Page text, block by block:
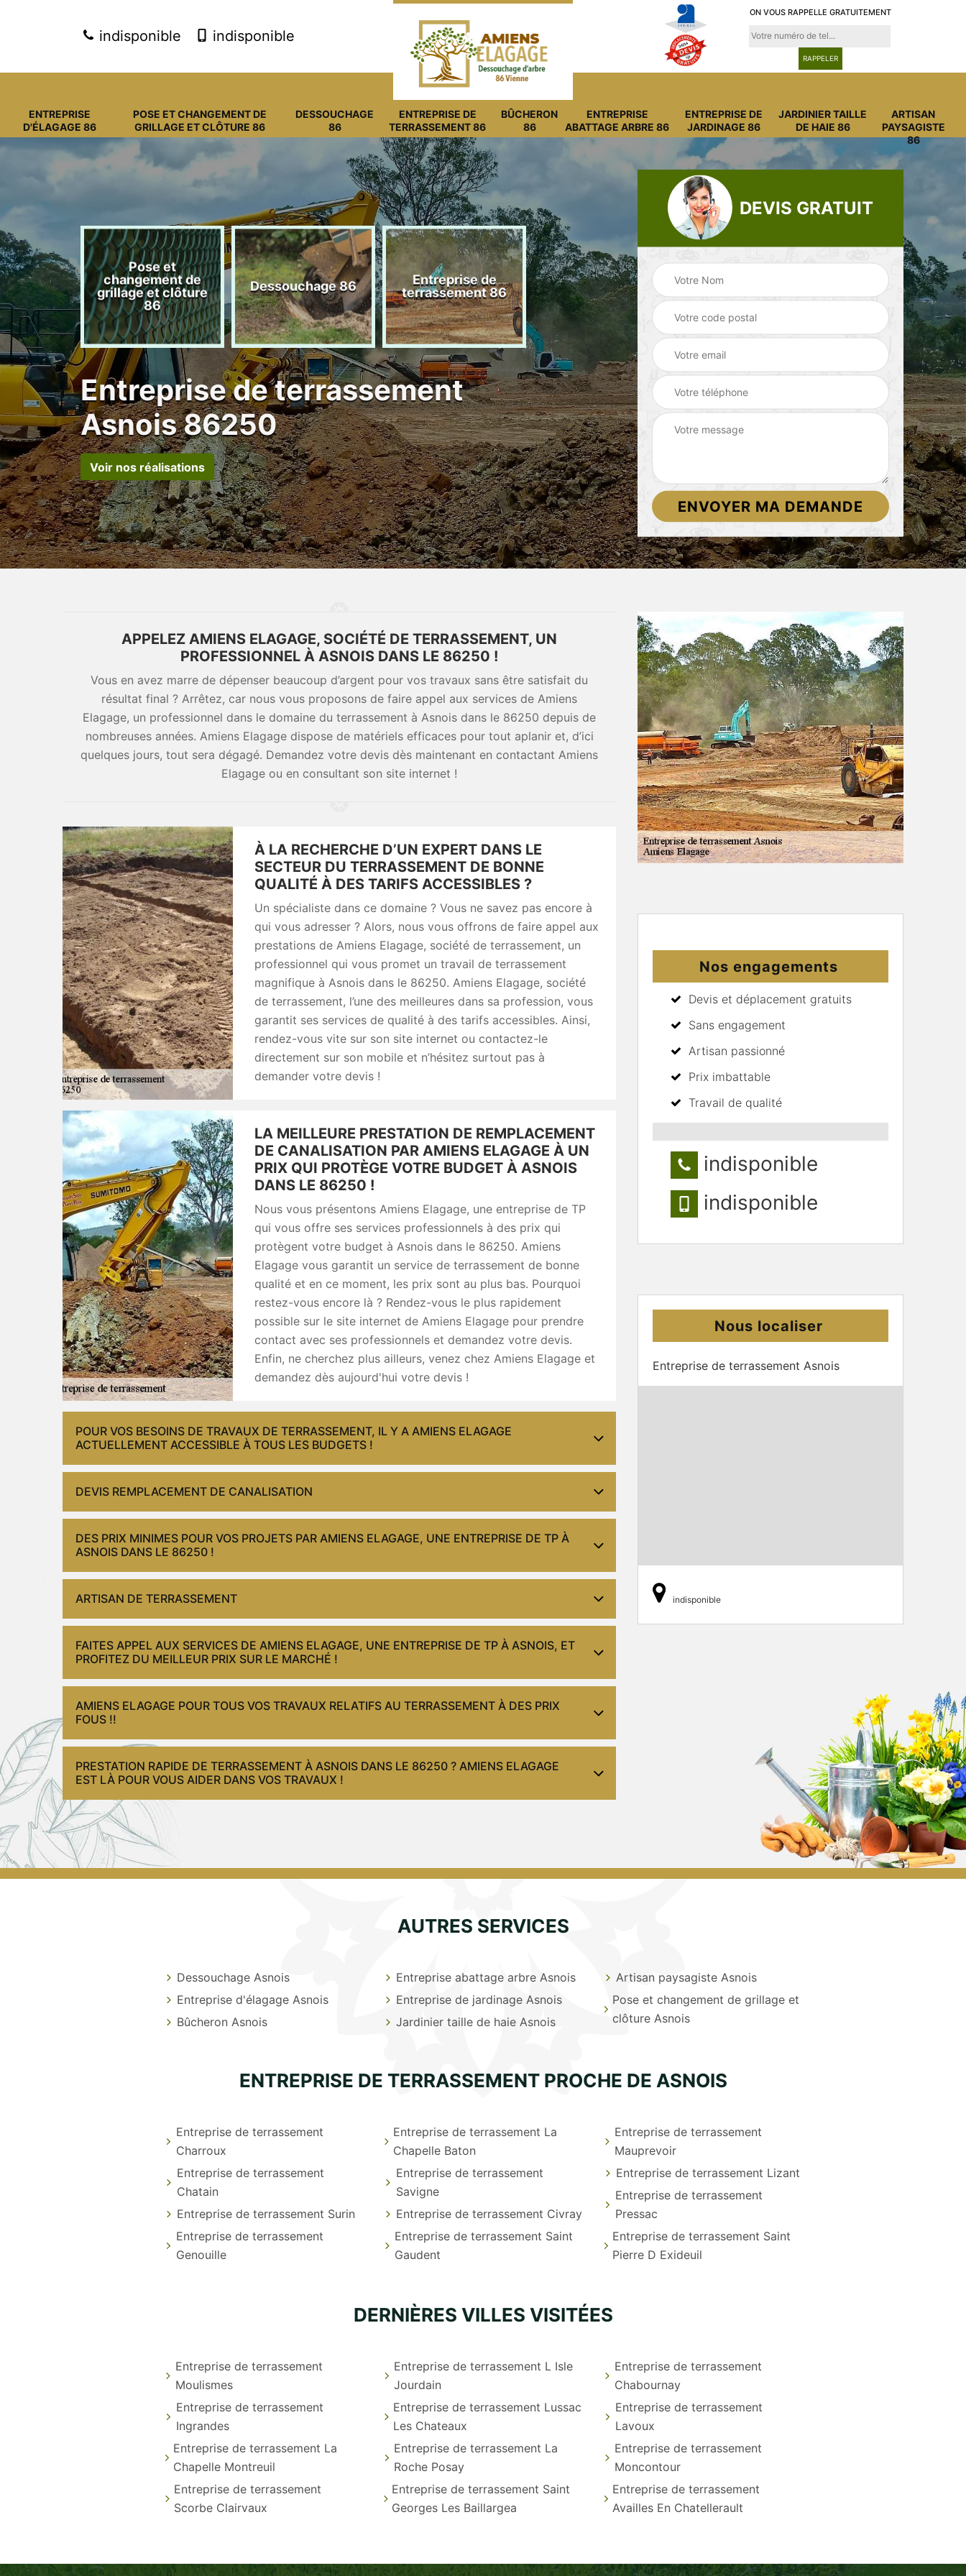
indisponible indisponible
ON VOUS RAPPELLE GRATUITEMENT
ENTREPRISE
D'ÉLAGAGE 86
POSE ET CHANGEMENT DE
GRILLAGE ET CLÔTURE 86
DESSOUCHAGE
86
ENTREPRISE DE
TERRASSEMENT 86
BÛCHERON
86
ENTREPRISE
ABATTAGE ARBRE 86
ENTREPRISE DE
JARDINAGE 86
JARDINIER TAILLE
DE HAIE 86
ARTISAN
PAYSAGISTE
86
86
Pose et
changement de
grillage et clôture
86
Dessouchage 86
Entreprise de
terrassement 86
Bûcheron 86
Entreprise de
jardinage 86
Entreprise de terrassement
Asnois 86250
Voir nos réalisations
DEVIS GRATUIT
APPELEZ AMIENS ELAGAGE, SOCIÉTÉ DE TERRASSEMENT, UN
PROFESSIONNEL À ASNOIS DANS LE 86250 !
Vous en avez marre de dépenser beaucoup d’argent pour vos travaux sans être satisfait du
résultat final ? Arrêtez, car nous vous proposons de faire appel aux services de Amiens
Elagage, un professionnel dans le domaine du terrassement à Asnois dans le 86250 depuis de
nombreuses années. Amiens Elagage dispose de matériels efficaces pour tout aplanir et, d’ici
quelques jours, tout sera dégagé. Demandez votre devis dès maintenant en contactant Amiens
Elagage ou en consultant son site internet !
À LA RECHERCHE D’UN EXPERT DANS LE
SECTEUR DU TERRASSEMENT DE BONNE
QUALITÉ À DES TARIFS ACCESSIBLES ?
Un spécialiste dans ce domaine ? Vous ne savez pas encore à
qui vous adresser ? Alors, nous vous offrons de faire appel aux
prestations de Amiens Elagage, société de terrassement, un
professionnel qui vous promet un travail de terrassement
magnifique à Asnois dans le 86250. Amiens Elagage, société
de terrassement, l’une des meilleures dans sa profession, vous
garantit ses services de qualité à des tarifs accessibles. Ainsi,
rendez-vous vite sur son site internet ou contactez-le
directement sur son mobile et n’hésitez surtout pas à
demander votre devis !
LA MEILLEURE PRESTATION DE REMPLACEMENT
DE CANALISATION PAR AMIENS ELAGAGE À UN
PRIX QUI PROTÈGE VOTRE BUDGET À ASNOIS
DANS LE 86250 !
Nous vous présentons Amiens Elagage, une entreprise de TP
qui vous offre ses services professionnels à des prix qui
protègent votre budget à Asnois dans le 86250. Amiens
Elagage vous garantit un service de terrassement de bonne
qualité et en ce moment, les prix sont au plus bas. Pourquoi
restez-vous encore là ? Rendez-vous le plus rapidement
possible sur le site internet de Amiens Elagage pour prendre
contact avec ses professionnels et demandez votre devis.
Enfin, ne cherchez plus ailleurs, venez chez Amiens Elagage et
demandez dès aujourd'hui votre devis !
POUR VOS BESOINS DE TRAVAUX DE TERRASSEMENT, IL Y A AMIENS ELAGAGE
ACTUELLEMENT ACCESSIBLE À TOUS LES BUDGETS !
DEVIS REMPLACEMENT DE CANALISATION
DES PRIX MINIMES POUR VOS PROJETS PAR AMIENS ELAGAGE, UNE ENTREPRISE DE TP À
ASNOIS DANS LE 86250 !
ARTISAN DE TERRASSEMENT
FAITES APPEL AUX SERVICES DE AMIENS ELAGAGE, UNE ENTREPRISE DE TP À ASNOIS, ET
PROFITEZ DU MEILLEUR PRIX SUR LE MARCHÉ !
AMIENS ELAGAGE POUR TOUS VOS TRAVAUX RELATIFS AU TERRASSEMENT À DES PRIX
FOUS !!
PRESTATION RAPIDE DE TERRASSEMENT À ASNOIS DANS LE 86250 ? AMIENS ELAGAGE
EST LÀ POUR VOUS AIDER DANS VOS TRAVAUX !
Nos engagements
Devis et déplacement gratuits
Sans engagement
Artisan passionné
Prix imbattable
Travail de qualité
indisponible
indisponible
Nous localiser
Entreprise de terrassement Asnois
indisponible
AUTRES SERVICES
Dessouchage Asnois
Entreprise d'élagage Asnois
Bûcheron Asnois
Entreprise abattage arbre Asnois
Entreprise de jardinage Asnois
Jardinier taille de haie Asnois
Artisan paysagiste Asnois
Pose et changement de grillage et
clôture Asnois
ENTREPRISE DE TERRASSEMENT PROCHE DE ASNOIS
Entreprise de terrassement
Charroux
Entreprise de terrassement
Chatain
Entreprise de terrassement Surin
Entreprise de terrassement
Genouille
Entreprise de terrassement La
Chapelle Baton
Entreprise de terrassement
Savigne
Entreprise de terrassement Civray
Entreprise de terrassement Saint
Gaudent
Entreprise de terrassement
Mauprevoir
Entreprise de terrassement Lizant
Entreprise de terrassement
Pressac
Entreprise de terrassement Saint
Pierre D Exideuil
DERNIÈRES VILLES VISITÉES
Entreprise de terrassement
Moulismes
Entreprise de terrassement
Ingrandes
Entreprise de terrassement La
Chapelle Montreuil
Entreprise de terrassement
Scorbe Clairvaux
Entreprise de terrassement L Isle
Jourdain
Entreprise de terrassement Lussac
Les Chateaux
Entreprise de terrassement La
Roche Posay
Entreprise de terrassement Saint
Georges Les Baillargea
Entreprise de terrassement
Chabournay
Entreprise de terrassement
Lavoux
Entreprise de terrassement
Moncontour
Entreprise de terrassement
Availles En Chatellerault